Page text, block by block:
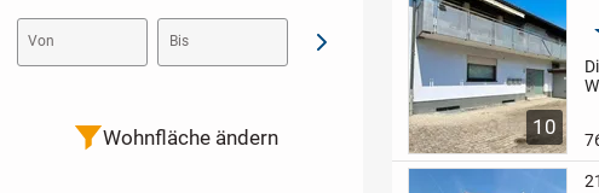
10
Von Bis Abschicken
Wohnfläche ändern